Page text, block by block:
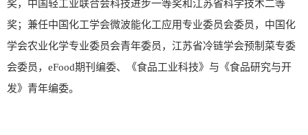
奖，中国轻工业联合会科技进步一等奖和江苏省科学技术二等
奖；兼任中国化工学会微波能化工应用专业委员会委员，中国化
学会农业化学专业委员会青年委员，江苏省冷链学会预制菜专委
会委员，eFood期刊编委、《食品工业科技》与《食品研究与开
发》青年编委。